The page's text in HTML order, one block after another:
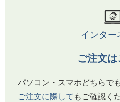
インター
ご注文は
パソコン・スマホどちらで
ご注文に際して もご確認く